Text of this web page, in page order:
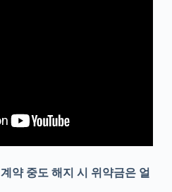
약 중도 해지 시 위약금은 얼